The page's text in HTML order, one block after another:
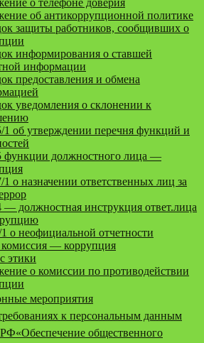
о телефоне доверия
об антикоррупционной политике
защиты работников, сообщивших о
информирования о ставшей
информации
предоставления и обмена
уведомления о склонении к
1 об утверждении перечня функций и
функции должностного лица —
о назначении ответственных лиц за
— должностная инструкция ответ.лица
о неофициальной отчетности
— коррупция
этики
о комиссии по противодействии
мероприятия
к персональным данным
общественного